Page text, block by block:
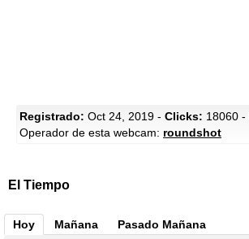
Registrado: Oct 24, 2019 - Clicks: 18060 -
Operador de esta webcam: roundshot
El Tiempo
Hoy Mañana Pasado Mañana